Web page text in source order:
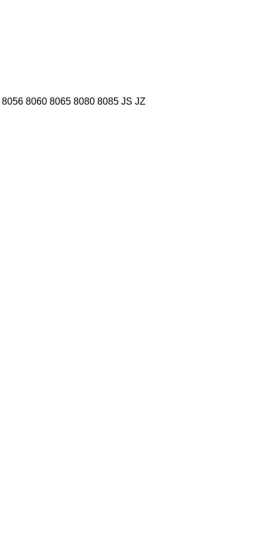
8056 8060 8065 8080 8085 JS JZ